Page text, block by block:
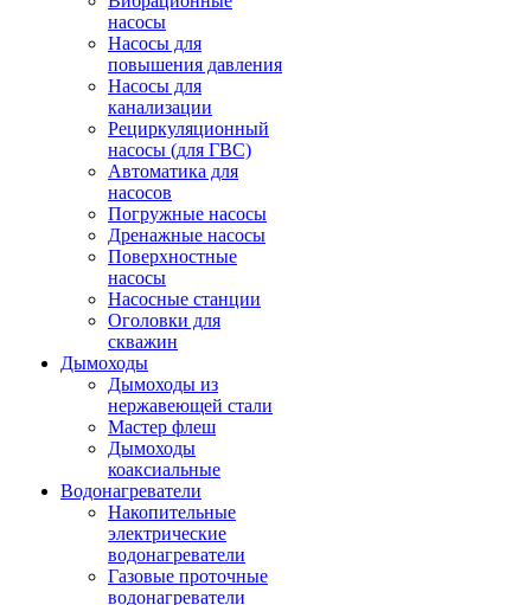
насосы
Насосы для
повышения давления
Насосы для
канализации
Рециркуляционный
насосы (для ГВС)
Автоматика для
насосов
Погружные насосы
Дренажные насосы
Поверхностные
насосы
Насосные станции
Оголовки для
скважин
Дымоходы
Дымоходы из
нержавеющей стали
Мастер флеш
Дымоходы
коаксиальные
Водонагреватели
Накопительные
электрические
водонагреватели
Газовые проточные
водонагреватели